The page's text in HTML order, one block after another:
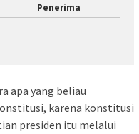
Penerima
apa yang beliau
karena konstitusi
presiden itu melalui